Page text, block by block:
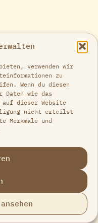
verwenden wir
zu
Wenn du diesen
Daten wie das
dieser Website
nicht erteilst
Merkmale und